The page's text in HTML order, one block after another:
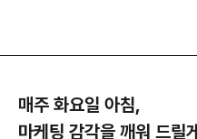
매주 화요일 아침,
마케팅 감각을 깨워 드릴